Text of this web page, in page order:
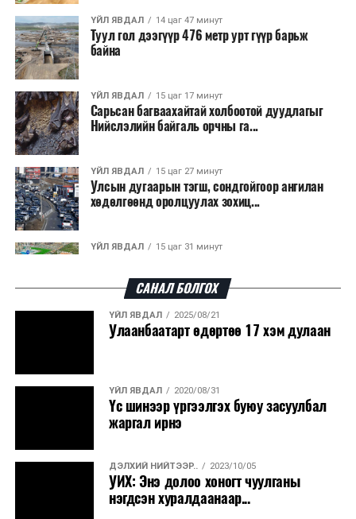
ҮЙЛ ЯВДАЛ 14 цаг 47 минут
Туул гол дээгүүр 476 метр урт гүүр барьж
байна
ҮЙЛ ЯВДАЛ 15 цаг 17 минут
Сарьсан багваахайтай холбоотой дуудлагыг
Нийслэлийн байгаль орчны га...
ҮЙЛ ЯВДАЛ 15 цаг 27 минут
Улсын дугаарын тэгш, сондгойгоор ангилан
хөдөлгөөнд оролцуулах зохиц...
ҮЙЛ ЯВДАЛ 15 цаг 31 минут
худалдааны төвүүдийн авто зогсо...
ҮЙЛ ЯВДАЛ
КОП17-д ажиллах онцгой байдлын
ҮЙЛ ЯВДАЛ
Улаанбаатарт өдөртөө 20 хэм дулаан
ҮЙЛ ЯВДАЛ
COP17-ын зочид, төлөөлөгчдөд үйлчлэх 250
орчим жолоочийг сургалтад х...
САНАЛ БОЛГОХ
ҮЙЛ ЯВДАЛ 2025/08/21
Улаанбаатарт өдөртөө 17 хэм дулаан
ҮЙЛ ЯВДАЛ 2020/08/31
Үс шинээр үргээлгэх буюу засуулбал
жаргал ирнэ
ДЭЛХИЙ НИЙТЭЭР.. 2023/10/05
УИХ: Энэ долоо хоногт чуулганы
нэгдсэн хуралдаанаар...